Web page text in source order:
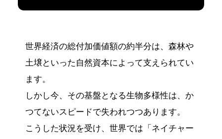
世界経済の総付加価値額の約半分は、森林や
土壌といった自然資本によって支えられてい
ます。
しかし今、その基盤となる生物多様性は、か
つてないスピードで失われつつあります。
こうした状況を受け、世界では「ネイチャー